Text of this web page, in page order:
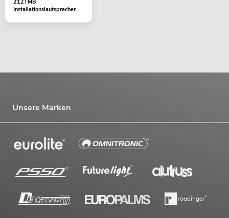
212TMB
Installationslautsprecher
Unsere Marken